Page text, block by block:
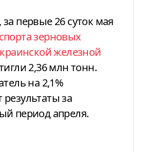
первые 26 суток мая
зерновых
железной
2,36 млн тонн.
на 2,1%
за
период апреля.